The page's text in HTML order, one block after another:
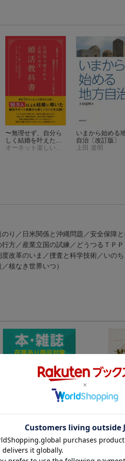
〜無理せず、自分ら
しく結婚を叶えたい
と思ったら読む本〜
いまから始める
自治〔改訂版〕
上田 道明
り／日米関係と沖縄問題／安全保障
方／産業立国の試練／どうつるＴＰ
改革のいま／捜査と科学技術／いの
核なき世界いつ）